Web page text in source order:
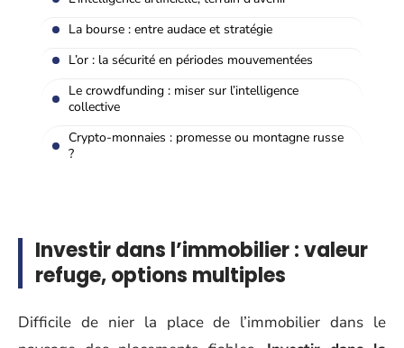
La bourse : entre audace et stratégie
L’or : la sécurité en périodes mouvementées
Le crowdfunding : miser sur l’intelligence
collective
Crypto-monnaies : promesse ou montagne russe
?
Investir dans l’immobilier : valeur
refuge, options multiples
Difficile de nier la place de l’immobilier dans le